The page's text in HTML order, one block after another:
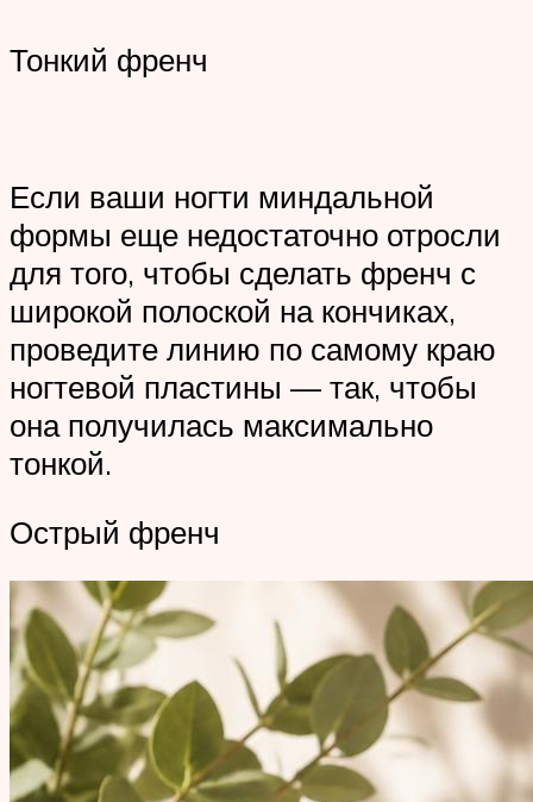
Тонкий френч
Если ваши ногти миндальной
формы еще недостаточно отросли
для того, чтобы сделать френч с
широкой полоской на кончиках,
проведите линию по самому краю
ногтевой пластины — так, чтобы
она получилась максимально
тонкой.
Острый френч